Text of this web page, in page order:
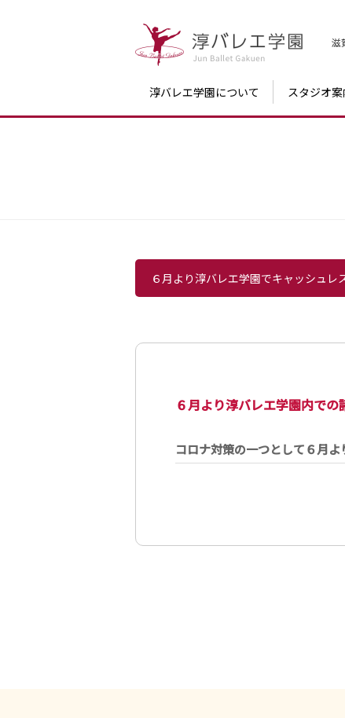
滋
淳バレエ学園について スタジオ案
６月より淳バレエ学園でキャッシュレ
６月より淳バレエ学園内で
コロナ対策の一つとして６月